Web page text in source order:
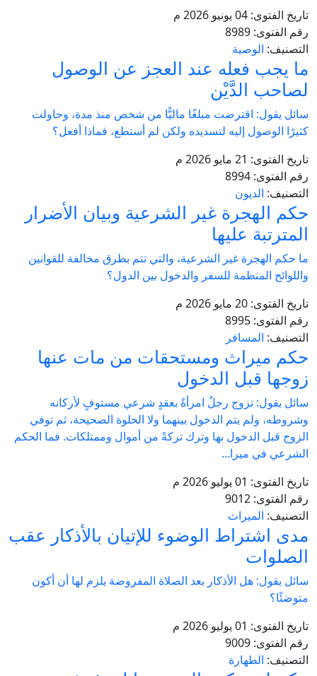
تاريخ الفتوى:
رقم الفتوى:
التصنيف: الوصية
ما يجب فعله عند العجز عن الوصول
لصاحب الدَّيْن
سائل يقول: اقترضت مبلغًا ماليًّا من شخص منذ مدة، وحاولت
كثيرًا الوصول إليه لتسديده ولكن لم أستطع، فماذا أفعل؟
تاريخ الفتوى:
رقم الفتوى:
التصنيف: الديون
حكم الهجرة غير الشرعية وبيان الأضرار
المترتبة عليها
ما حكم الهجرة غير الشرعية، والتي تتم بطرق مخالفة للقوانين
واللوائح المنظمة للسفر والدخول بين الدول؟
تاريخ الفتوى:
رقم الفتوى:
التصنيف: المسافر
حكم ميراث ومستحقات من مات عنها
زوجها قبل الدخول
سائل يقول: تزوج رجلٌ امرأةً بعقدٍ شرعي مستوفٍ لأركانه
وشروطه، ولم يتم الدخول بينهما ولا الخلوة الصحيحة، ثم توفي
الزوج قبل الدخول بها وترك تركةً من أموال وممتلكات. فما الحكم
الشرعي في ميرا...
تاريخ الفتوى:
رقم الفتوى:
التصنيف: الميراث
مدى اشتراط الوضوء للإتيان بالأذكار عقب
الصلوات
سائل يقول: هل الأذكار بعد الصلاة المفروضة يلزم لها أن أكون
متوضئًا؟
تاريخ الفتوى:
رقم الفتوى:
التصنيف: الطهارة